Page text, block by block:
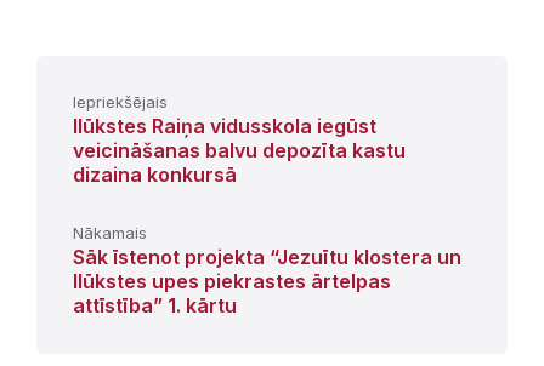
Iepriekšējais
Ilūkstes Raiņa vidusskola iegūst
veicināšanas balvu depozīta kastu
dizaina konkursā
Nākamais
Sāk īstenot projekta “Jezuītu klostera un
Ilūkstes upes piekrastes ārtelpas
attīstība” 1. kārtu